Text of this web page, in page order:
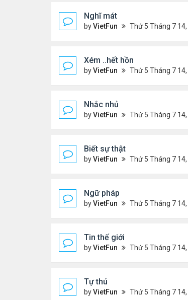
Nghĩ mát
byVietFun Thứ 5 Tháng 7 14, 2022
Xém ..hết hồn
byVietFun Thứ 5 Tháng 7 14, 2022
Nhắc nhủ
byVietFun Thứ 5 Tháng 7 14, 2022
Biết sự thật
byVietFun Thứ 5 Tháng 7 14, 2022
Ngữ pháp
byVietFun Thứ 5 Tháng 7 14, 2022
Tin thế giới
byVietFun Thứ 5 Tháng 7 14, 2022
Tự thú
byVietFun Thứ 5 Tháng 7 14, 2022